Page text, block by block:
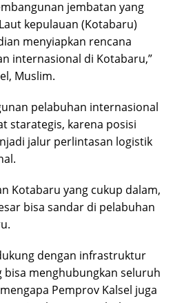
jembatan yang
kepulauan (Kotabaru)
menyiapkan rencana
internasional di Kotabaru,”
Muslim.
pelabuhan internasional
starategis, karena posisi
jalur perlintasan logistik
Kotabaru yang cukup dalam,
bisa sandar di pelabuhan
dengan infrastruktur
bisa menghubungkan seluruh
Pemprov Kalsel juga